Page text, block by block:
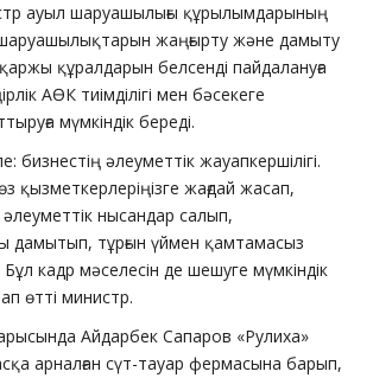
ауыл шаруашылығы құрылымдарының
жаңғырту және дамыту
құралдарын белсенді пайдалануға
АӨК тиімділігі мен бәсекеге
мүмкіндік береді.
әлеуметтік жауапкершілігі.
қызметкерлеріңізге жағдай жасап,
әлеуметтік нысандар салып,
дамытып, тұрғын үймен қамтамасыз
Бұл кадр мәселесін де шешуге мүмкіндік
өтті министр.
Айдарбек Сапаров «Рулиха»
арналған сүт-тауар фермасына барып,